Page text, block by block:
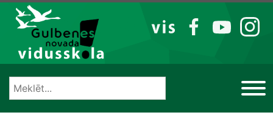
Izlaist
VIS
FB YT IG